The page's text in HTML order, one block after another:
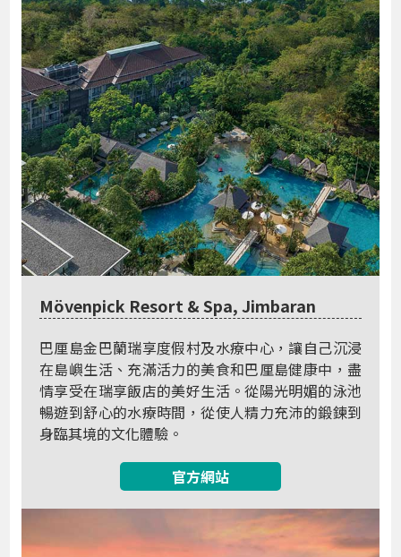
Mövenpick Resort & Spa, Jimbaran
巴厘島金巴蘭瑞享度假村及水療中心，讓自己沉浸
在島嶼生活、充滿活力的美食和巴厘島健康中，盡
情享受在瑞享飯店的美好生活。從陽光明媚的泳池
暢遊到舒心的水療時間，從使人精力充沛的鍛鍊到
身臨其境的文化體驗。
官方網站